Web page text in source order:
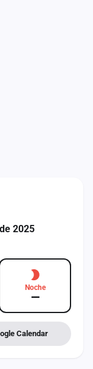
2025
Noche
—
Calendar